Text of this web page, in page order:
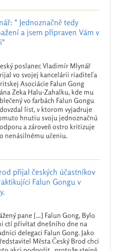
" Jednoznačně tedy
a jsem připraven Vám v
poslanec Vladimír Mlynář
vo svojej kancelárii riaditeľa
Asociácie Falun Gong
Zeka Halu-Zahalku, kde mu
vo farbách Falun Gongu
list, v ktorom vyjadruje
hnutiu svoju jednoznačnú
a zároveň ostro kritizuje
nenásilnému učeniu.
přijal českých účastníkov
Falun Gongu v
pane [...] Falun Gong, Bylo
ctí přivítat dnešního dne na
delegaci Falun Gong. Jako
Města Český Brod chci